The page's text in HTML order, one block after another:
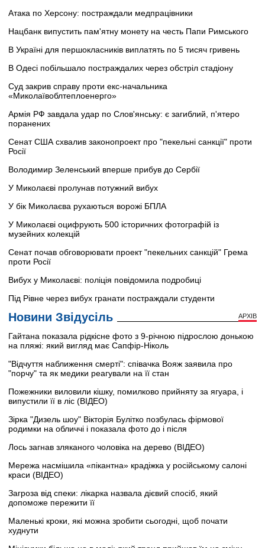
Атака по Херсону: постраждали медпрацівники
Нацбанк випустить пам'ятну монету на честь Папи Римського
В Україні для першокласників виплатять по 5 тисяч гривень
В Одесі побільшало постраждалих через обстріл стадіону
Суд закрив справу проти екс-начальника
«Миколаївоблтеплоенерго»
Армія РФ завдала удар по Слов'янську: є загиблий, п'ятеро
поранених
Сенат США схвалив законопроект про "пекельні санкції" проти
Росії
Володимир Зеленський вперше прибув до Сербії
У Миколаєві пролунав потужний вибух
У бік Миколаєва рухаються ворожі БПЛА
У Миколаєві оцифрують 500 історичних фотографій із
музейних колекцій
Сенат почав обговорювати проект "пекельних санкцій" Грема
проти Росії
Вибух у Миколаєві: поліція повідомила подробиці
Під Рівне через вибух гранати постраждали студенти
Новини Звідусіль АРХІВ
Гайтана показала рідкісне фото з 9-річною підрослою донькою
на пляжі: який вигляд має Сапфір-Ніколь
"Відчуття наближення смерті": співачка Вояж заявила про
"порчу" та як медики реагували на її стан
Пожежники виловили кішку, помилково прийняту за ягуара, і
випустили її в ліс (ВІДЕО)
Зірка "Дизель шоу" Вікторія Булітко позбулась фірмової
родимки на обличчі і показала фото до і після
Лось загнав зляканого чоловіка на дерево (ВІДЕО)
Мережа насмішила «пікантна» крадіжка у російському салоні
краси (ВІДЕО)
Загроза від спеки: лікарка назвала дієвий спосіб, який
допоможе пережити її
Маленькі кроки, які можна зробити сьогодні, щоб почати
худнути